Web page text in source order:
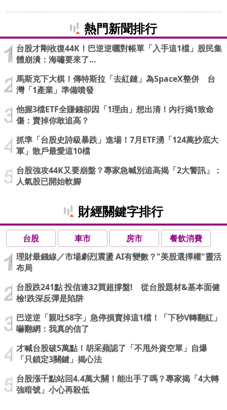
熱門新聞排行
台股才剛收復44K！巴逆逆曬對帳單「入手這1檔」股民集
體崩潰：海嘯要來了…
馬斯克下大棋！傳特斯拉「去紅鏈」為SpaceX整併 台
灣「1產業」準備噴發
他握3檔ETF全賺錢卻因「1理由」想出清！內行揭1致命
傷：賣掉你敢追高？
抓準「台股史詩級暴跌」進場！7月ETF湧「124萬抄底大
軍」散戶最愛這10檔
台股強攻44K又要崩盤？專家急喊別追高揭「2大警訊」：
人氣股已開始軟腳
財經關鍵字排行
台股 車市 房市
餐飲消費
理財最錢線／市場劇烈震盪 AI有變數？"美股選擇權"靈活
布局
台股跌241點 投信連32買超撐盤! 從台股題材&基本面健
檢!跌深反彈是陷阱
巴逆逆「親吐58字」急停損賣掉這1檔！「下秒V轉翻紅」
嚇翻網：我真的信了
才喊台股破5萬點！胡采蘋認了「不甩外資空單」自爆
「只鎖定3關鍵」揭心法
台股漲千點站回4.4萬大關！能出手了嗎？專家揭「4大轉
強暗號」小心再殺低